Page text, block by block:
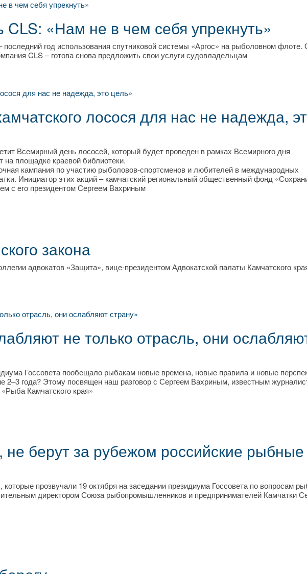
CLS: «Нам не в чем себя упрекнуть»
год использования спутниковой системы «Аргос» на рыболовном флоте.
CLS – готова снова предложить свои услуги судовладельцам
лосося для нас не надежда,
Всемирный день лососей, который будет проведен в рамках Всемирного дня
площадке краевой библиотеки.
кампания по участию рыболовов-спортсменов и любителей в международных
Инициатор этих акций – камчатский региональный общественный фонд
с его президентом Сергеем Вахриным
закона
адвокатов «Защита», вице-президентом Адвокатской палаты Камчатского
не только отрасль, они
Госсовета пообещало рыбакам новые времена, новые правила и новые
2–3 года? Этому посвящен наш разговор с Сергеем Вахриным, известным
Камчатского края»
не берут за рубежом российские рыбные
прозвучали 19 октября на заседании президиума Госсовета по вопросам
директором Союза рыбопромышленников и предпринимателей Камчатки